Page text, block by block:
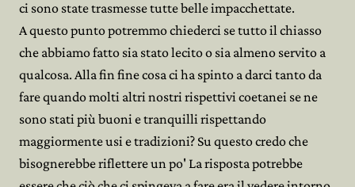
ci sono state trasmesse tutte belle impacchettate.
A questo punto potremmo chiederci se tutto il chiasso
che abbiamo fatto sia stato lecito o sia almeno servito a
qualcosa. Alla fin fine cosa ci ha spinto a darci tanto da
fare quando molti altri nostri rispettivi coetanei se ne
sono stati più buoni e tranquilli rispettando
maggiormente usi e tradizioni? Su questo credo che
bisognerebbe riflettere un po' La risposta potrebbe